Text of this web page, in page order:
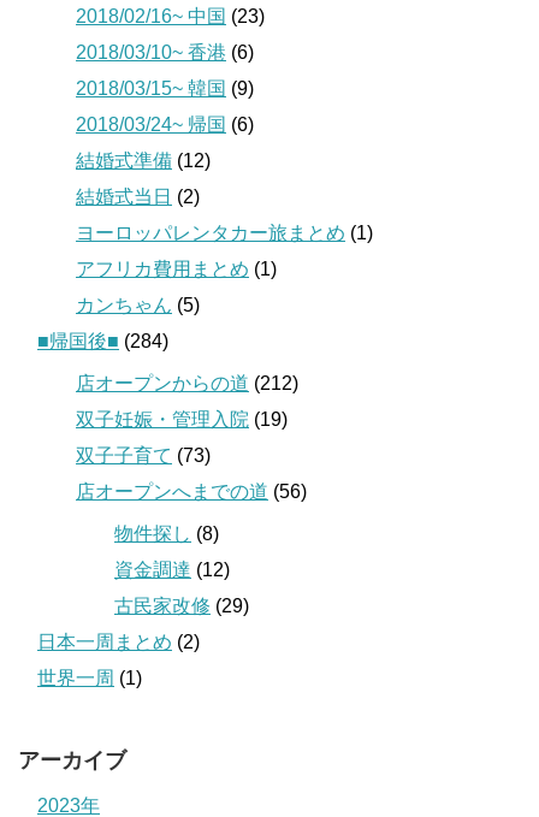
2018/02/16~ 中国 (23)
2018/03/10~ 香港 (6)
2018/03/15~ 韓国 (9)
2018/03/24~ 帰国 (6)
結婚式準備 (12)
結婚式当日 (2)
ヨーロッパレンタカー旅まとめ (1)
アフリカ費用まとめ (1)
カンちゃん (5)
■帰国後■ (284)
店オープンからの道 (212)
双子妊娠・管理入院 (19)
双子子育て (73)
店オープンへまでの道 (56)
物件探し (8)
資金調達 (12)
古民家改修 (29)
日本一周まとめ (2)
世界一周 (1)
アーカイブ
2023年